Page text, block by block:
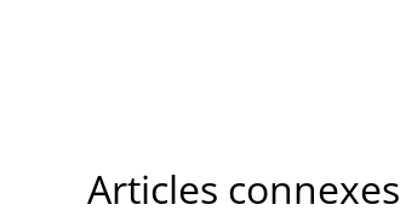
Articles connexes